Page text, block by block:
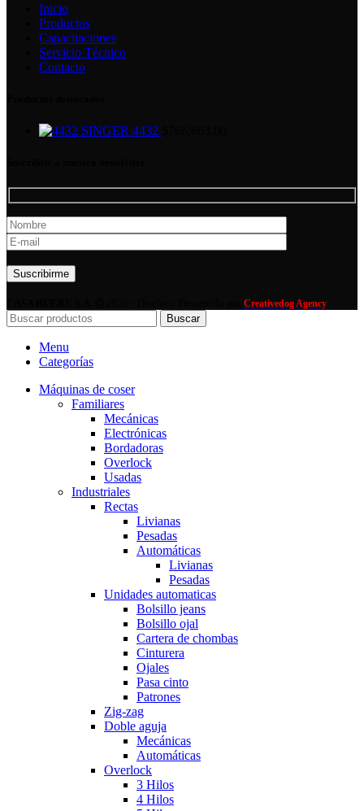
Inicio
Productos
Capacitaciones
Servicio Técnico
Contacto
SINGER 4432
Creativedog Agency
Buscar
Menu
Categorías
Máquinas de coser
Familiares
Mecánicas
Electrónicas
Bordadoras
Overlock
Usadas
Industriales
Rectas
Livianas
Pesadas
Automáticas
Livianas
Pesadas
Unidades automaticas
Bolsillo jeans
Bolsillo ojal
Cartera de chombas
Cinturera
Ojales
Pasa cinto
Patrones
Zig-zag
Doble aguja
Mecánicas
Automáticas
Overlock
3 Hilos
4 Hilos